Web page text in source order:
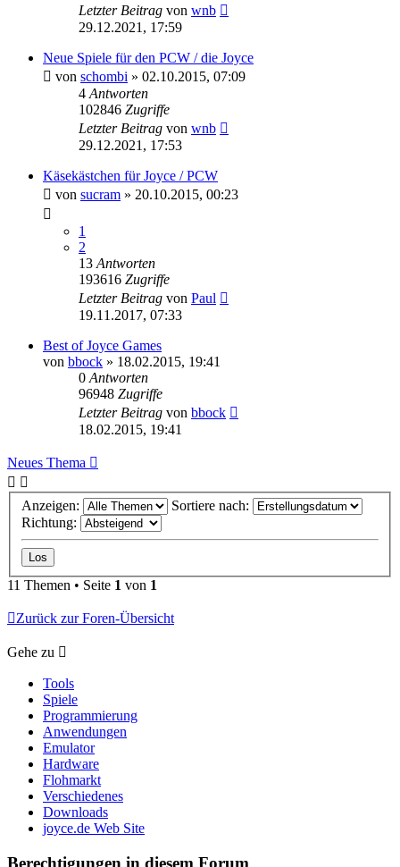
Letzter Beitrag von wnb
29.12.2021, 17:59
Neue Spiele für den PCW / die Joyce
von schombi » 02.10.2015, 07:09
4 Antworten
102846 Zugriffe
Letzter Beitrag von wnb
29.12.2021, 17:53
Käsekästchen für Joyce / PCW
von sucram » 20.10.2015, 00:23
1
2
13 Antworten
193616 Zugriffe
Letzter Beitrag von Paul
19.11.2017, 07:33
Best of Joyce Games
von bbock » 18.02.2015, 19:41
0 Antworten
96948 Zugriffe
Letzter Beitrag von bbock
18.02.2015, 19:41
Neues Thema
Anzeigen:
Sortiere nach:
Richtung:
11 Themen • Seite 1 von 1
Zurück zur Foren-Übersicht
Gehe zu
Tools
Spiele
Programmierung
Anwendungen
Emulator
Hardware
Flohmarkt
Verschiedenes
Downloads
joyce.de Web Site
Berechtigungen in diesem Forum